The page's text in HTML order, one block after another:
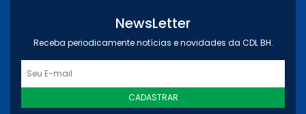
NewsLetter
Receba periodicamente notícias e novidades da CDL BH.
CADASTRAR